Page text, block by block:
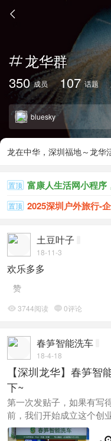

 龙华群
350 成员 107 话题
bluesky
龙在中华，深圳福地～龙华
置顶 富康人生活网小程序
置顶 2025深圳户外旅行-
土豆叶子
18-11-3
欢乐多多
赞
3744阅读 0评论
春笋智能洗车
18-4-18
【深圳龙华】春笋
下~
第一次发贴子，如果有写
前，我们开始成立这个创